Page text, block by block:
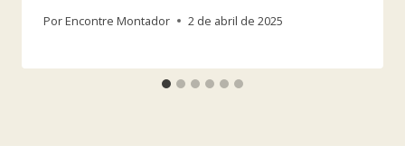
PorEncontre Montador 2 de abril de 2025